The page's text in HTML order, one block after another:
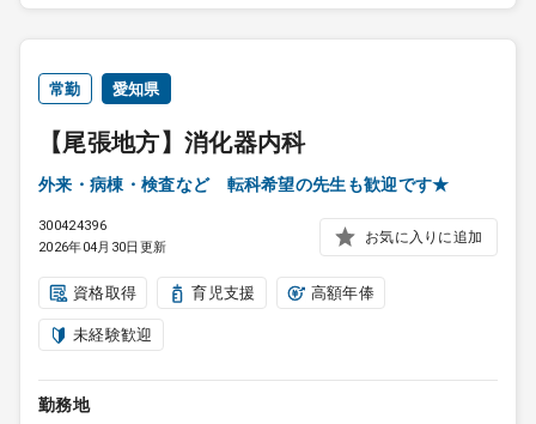
常勤 愛知県
【尾張地方】消化器内科
外来・病棟・検査など 転科希望の先生も歓迎です★
300424396
2026年04月30日更新
お気に入りに追加
資格取得 育児支援 高額年俸
未経験歓迎
勤務地